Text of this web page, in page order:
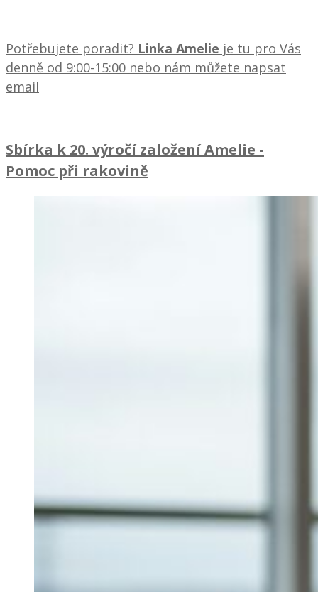
Potřebujete poradit? Linka Amelie je tu pro Vás
denně od 9:00-15:00 nebo nám můžete napsat
email
Sbírka k 20. výročí založení Amelie -
Pomoc při rakovině